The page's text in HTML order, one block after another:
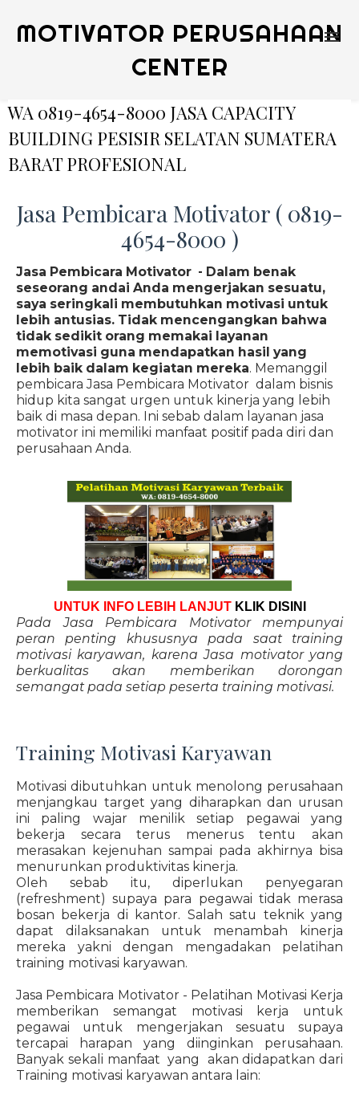
MOTIVATOR PERUSAHAAN
CENTER
WA 0819-4654-8000 JASA CAPACITY
BUILDING PESISIR SELATAN SUMATERA
BARAT PROFESIONAL
Jasa Pembicara Motivator ( 0819-
4654-8000 )
Jasa Pembicara Motivator - Dalam benak
seseorang andai Anda mengerjakan sesuatu,
saya seringkali membutuhkan motivasi untuk
lebih antusias. Tidak mencengangkan bahwa
tidak sedikit orang memakai layanan
memotivasi guna mendapatkan hasil yang
lebih baik dalam kegiatan mereka. Memanggil
pembicara Jasa Pembicara Motivator dalam bisnis
hidup kita sangat urgen untuk kinerja yang lebih
baik di masa depan. Ini sebab dalam layanan jasa
motivator ini memiliki manfaat positif pada diri dan
perusahaan Anda.
UNTUK INFO LEBIH LANJUT KLIK DISINI
Pada Jasa Pembicara Motivator mempunyai
peran penting khususnya pada saat training
motivasi karyawan, karena Jasa motivator yang
berkualitas akan memberikan dorongan
semangat pada setiap peserta training motivasi.
Training Motivasi Karyawan
Motivasi dibutuhkan untuk menolong perusahaan
menjangkau target yang diharapkan dan urusan
ini paling wajar menilik setiap pegawai yang
bekerja secara terus menerus tentu akan
merasakan kejenuhan sampai pada akhirnya bisa
menurunkan produktivitas kinerja.
Oleh sebab itu, diperlukan penyegaran
(refreshment) supaya para pegawai tidak merasa
bosan bekerja di kantor. Salah satu teknik yang
dapat dilaksanakan untuk menambah kinerja
mereka yakni dengan mengadakan pelatihan
training motivasi karyawan.
Jasa Pembicara Motivator - Pelatihan Motivasi Kerja
memberikan semangat motivasi kerja untuk
pegawai untuk mengerjakan sesuatu supaya
tercapai harapan yang diinginkan perusahaan.
Banyak sekali manfaat yang akan didapatkan dari
Training motivasi karyawan antara lain: